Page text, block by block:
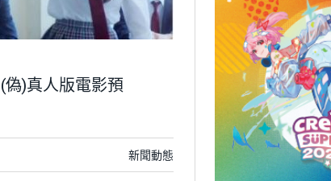
偽)真人版電影預
新聞動態